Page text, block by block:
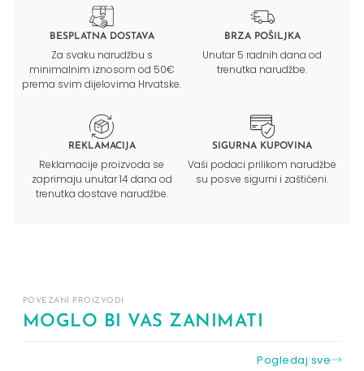
BESPLATNA DOSTAVA
Za svaku narudžbu s
minimalnim iznosom od 50€
prema svim dijelovima Hrvatske.
BRZA POŠILJKA
Unutar 5 radnih dana od
trenutka narudžbe.
REKLAMACIJA
Reklamacije proizvoda se
zaprimaju unutar 14 dana od
trenutka dostave narudžbe.
SIGURNA KUPOVINA
Vaši podaci prilikom narudžbe
su posve sigurni i zaštićeni.
POVEZANI PROIZVODI
MOGLO BI VAS ZANIMATI
Pogledaj sve